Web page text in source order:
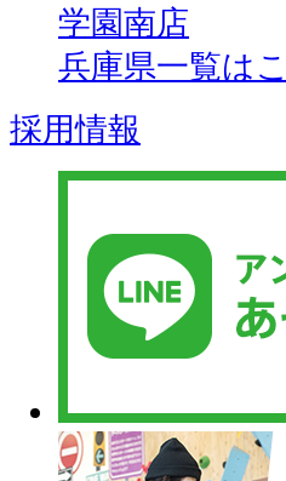
学園南店
兵庫県一覧は
採用情報